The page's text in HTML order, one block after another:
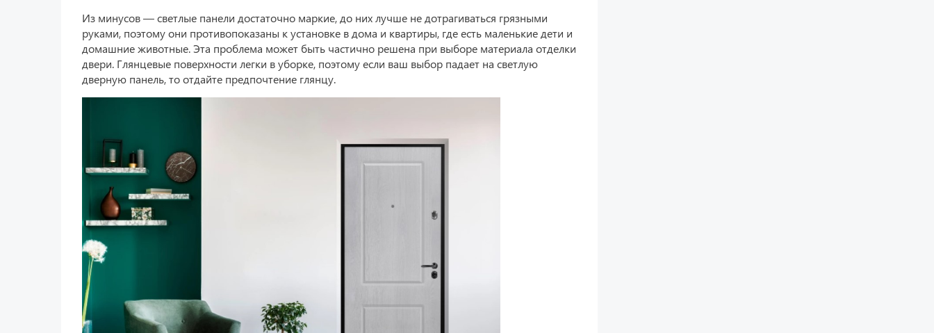
Из минусов — светлые панели достаточно маркие, до них лучше не дотрагиваться грязными
руками, поэтому они противопоказаны к установке в дома и квартиры, где есть маленькие дети и
домашние животные. Эта проблема может быть частично решена при выборе материала отделки
двери. Глянцевые поверхности легки в уборке, поэтому если ваш выбор падает на светлую
дверную панель, то отдайте предпочтение глянцу.